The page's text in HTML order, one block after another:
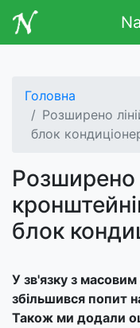
Головна
Розширено
блок
Розширено
блок
У зв'язку з
збільшився попит
Також ми додали